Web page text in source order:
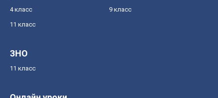
4 класс 9 класс
11 класс
ЗНО
11 класс